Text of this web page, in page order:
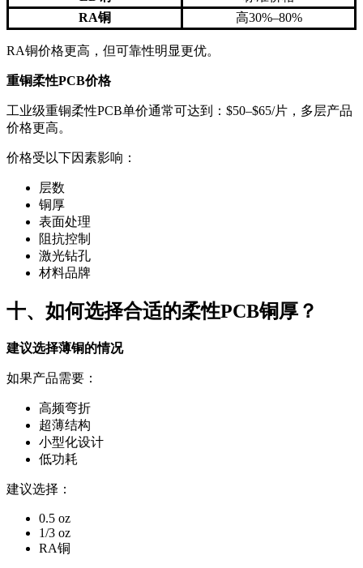
RA铜
高30%–80%
RA铜价格更高，但可靠性明显更优。
重铜柔性PCB价格
工业级重铜柔性PCB单价通常可达到：$50–$65/片，多层产品
价格更高。
价格受以下因素影响：
层数
铜厚
表面处理
阻抗控制
激光钻孔
材料品牌
十、如何选择合适的柔性PCB铜厚？
建议选择薄铜的情况
如果产品需要：
高频弯折
超薄结构
小型化设计
低功耗
建议选择：
0.5 oz
1/3 oz
RA铜